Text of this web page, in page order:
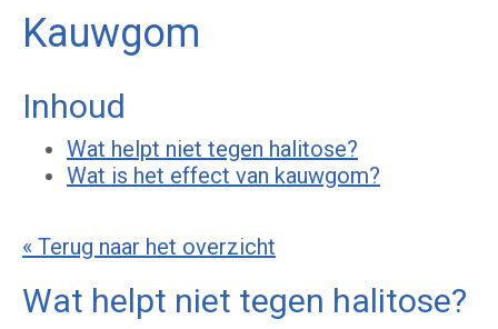
Kauwgom
Inhoud
Wat helpt niet tegen halitose?
Wat is het effect van kauwgom?
« Terug naar het overzicht
Wat helpt niet tegen halitose?